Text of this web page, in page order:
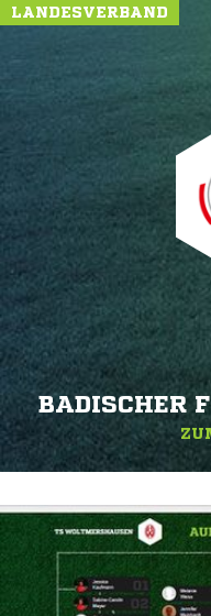
LANDESVERBAND
BADISCHER